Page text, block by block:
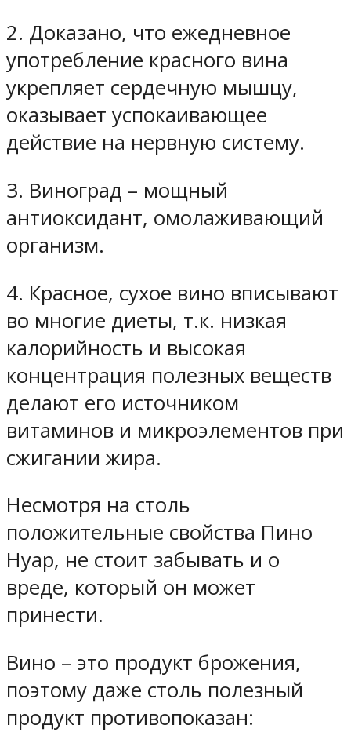
2. Доказано, что ежедневное
употребление красного вина
укрепляет сердечную мышцу,
оказывает успокаивающее
действие на нервную систему.
3. Виноград – мощный
антиоксидант, омолаживающий
организм.
4. Красное, сухое вино вписывают
во многие диеты, т.к. низкая
калорийность и высокая
концентрация полезных веществ
делают его источником
витаминов и микроэлементов при
сжигании жира.
Несмотря на столь
положительные свойства Пино
Нуар, не стоит забывать и о
вреде, который он может
принести.
Вино – это продукт брожения,
поэтому даже столь полезный
продукт противопоказан: